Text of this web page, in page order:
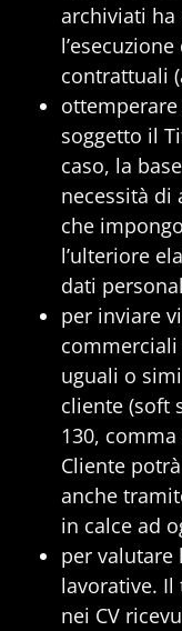
archiviati ha
contrattuali
soggetto il
caso, la
necessità di
che
l’ulteriore
dati
per inviare
uguali o
cliente (soft
130,
Cliente
anche
in calce ad
per valutare
lavorative.
nei CV